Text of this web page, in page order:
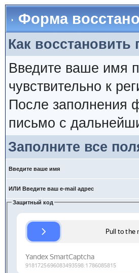
Форма
Как восстановить
Введите ваше имя
чувствительно к
После заполнения
письмо с
Заполните все
Введите ваше имя
ИЛИ Введите ваш e-mail адрес
Защитный код